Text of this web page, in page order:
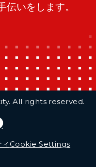
いをします。
All rights reserved.
Cookie Settings